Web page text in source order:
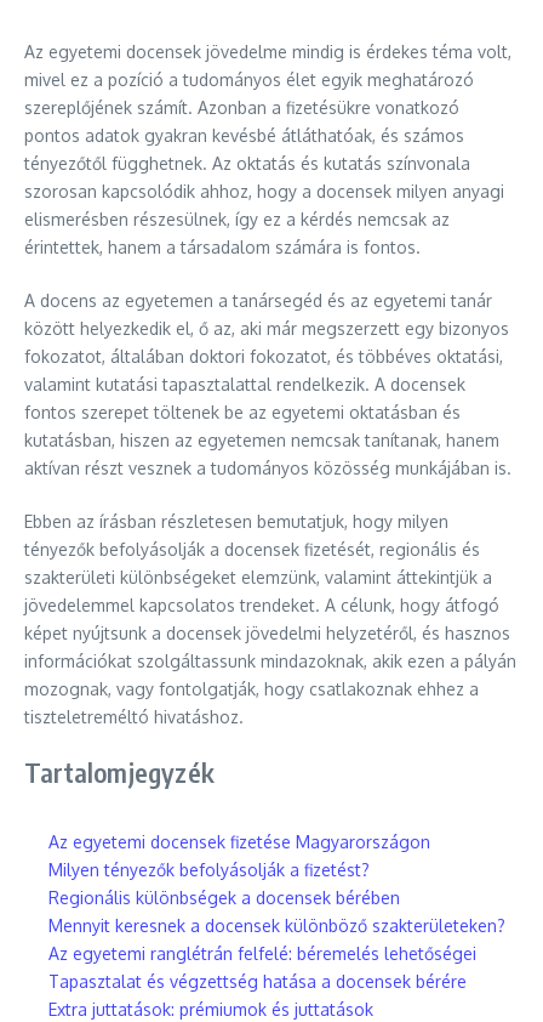
Az egyetemi docensek jövedelme mindig is érdekes téma volt,
mivel ez a pozíció a tudományos élet egyik meghatározó
szereplőjének számít. Azonban a fizetésükre vonatkozó
pontos adatok gyakran kevésbé átláthatóak, és számos
tényezőtől függhetnek. Az oktatás és kutatás színvonala
szorosan kapcsolódik ahhoz, hogy a docensek milyen anyagi
elismerésben részesülnek, így ez a kérdés nemcsak az
érintettek, hanem a társadalom számára is fontos.
A docens az egyetemen a tanársegéd és az egyetemi tanár
között helyezkedik el, ő az, aki már megszerzett egy bizonyos
fokozatot, általában doktori fokozatot, és többéves oktatási,
valamint kutatási tapasztalattal rendelkezik. A docensek
fontos szerepet töltenek be az egyetemi oktatásban és
kutatásban, hiszen az egyetemen nemcsak tanítanak, hanem
aktívan részt vesznek a tudományos közösség munkájában is.
Ebben az írásban részletesen bemutatjuk, hogy milyen
tényezők befolyásolják a docensek fizetését, regionális és
szakterületi különbségeket elemzünk, valamint áttekintjük a
jövedelemmel kapcsolatos trendeket. A célunk, hogy átfogó
képet nyújtsunk a docensek jövedelmi helyzetéről, és hasznos
információkat szolgáltassunk mindazoknak, akik ezen a pályán
mozognak, vagy fontolgatják, hogy csatlakoznak ehhez a
tiszteletreméltó hivatáshoz.
Tartalomjegyzék
Az egyetemi docensek fizetése Magyarországon
Milyen tényezők befolyásolják a fizetést?
Regionális különbségek a docensek bérében
Mennyit keresnek a docensek különböző szakterületeken?
Az egyetemi ranglétrán felfelé: béremelés lehetőségei
Tapasztalat és végzettség hatása a docensek bérére
Extra juttatások: prémiumok és juttatások